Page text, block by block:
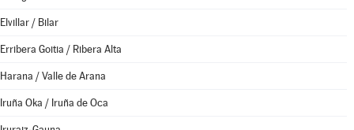
Elvillar / Bilar
Erribera Goitia / Ribera Alta
Harana / Valle de Arana
Iruña Oka / Iruña de Oca